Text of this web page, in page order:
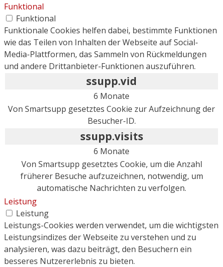
Funktional
Funktional
Funktionale Cookies helfen dabei, bestimmte Funktionen
wie das Teilen von Inhalten der Webseite auf Social-
Media-Plattformen, das Sammeln von Rückmeldungen
und andere Drittanbieter-Funktionen auszuführen.
ssupp.vid
6 Monate
Von Smartsupp gesetztes Cookie zur Aufzeichnung der
Besucher-ID.
ssupp.visits
6 Monate
Von Smartsupp gesetztes Cookie, um die Anzahl
früherer Besuche aufzuzeichnen, notwendig, um
automatische Nachrichten zu verfolgen.
Leistung
Leistung
Leistungs-Cookies werden verwendet, um die wichtigsten
Leistungsindizes der Webseite zu verstehen und zu
analysieren, was dazu beiträgt, den Besuchern ein
besseres Nutzererlebnis zu bieten.